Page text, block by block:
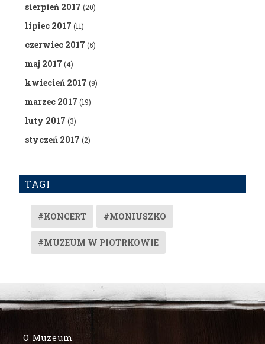
sierpień 2017 (20)
lipiec 2017 (11)
czerwiec 2017 (5)
maj 2017 (4)
kwiecień 2017 (9)
marzec 2017 (19)
luty 2017 (3)
styczeń 2017 (2)
TAGI
#KONCERT #MONIUSZKO
#MUZEUM W PIOTRKOWIE
O Muzeum